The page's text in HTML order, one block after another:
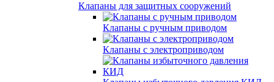
Клапаны для защитных сооружений
Клапаны с ручным приводом
Клапаны с электроприводом